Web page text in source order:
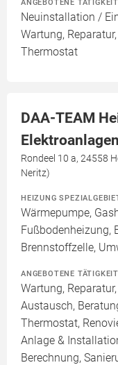
Neuinstallation /
Wartung,
Thermostat
DAA-TEAM
Rondeel 10 a, 24558
Neritz)
HEIZUNG
Wärmepumpe,
Fußbodenheizung,
Brennstoffzelle,
ANGEBOTENE
Wartung,
Austausch,
Thermostat,
Anlage &
Berechnung,